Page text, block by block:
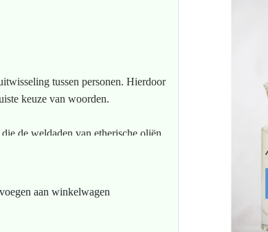
tussen personen. Hierdoor
keuze van woorden.
de weldaden van etherische oliën
aan winkelwagen